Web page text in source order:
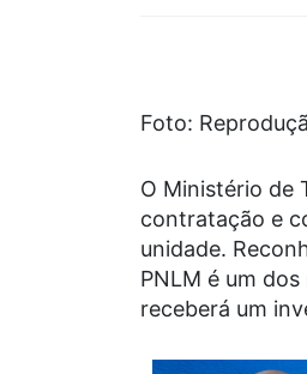
Foto:
O Ministério de
contratação e
unidade.
PNLM é um
receberá um